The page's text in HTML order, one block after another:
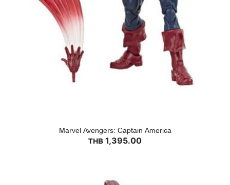
Marvel Avengers: Captain America
THB 1,395.00